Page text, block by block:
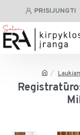
PRISIJUNGTI